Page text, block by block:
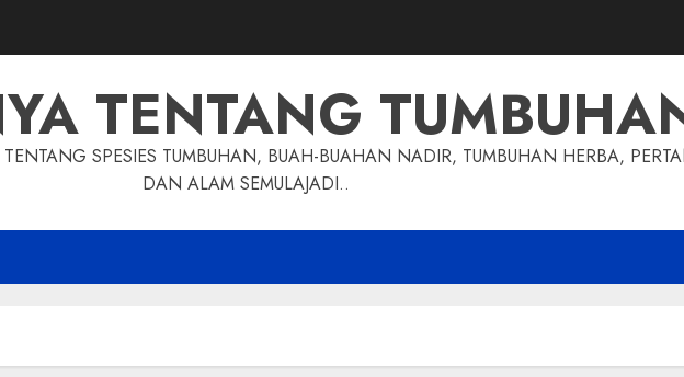
TENTANG
SPESIES TUMBUHAN, BUAH-BUAHAN NADIR, TUMBUHAN HERBA,
DAN ALAM SEMULAJADI..